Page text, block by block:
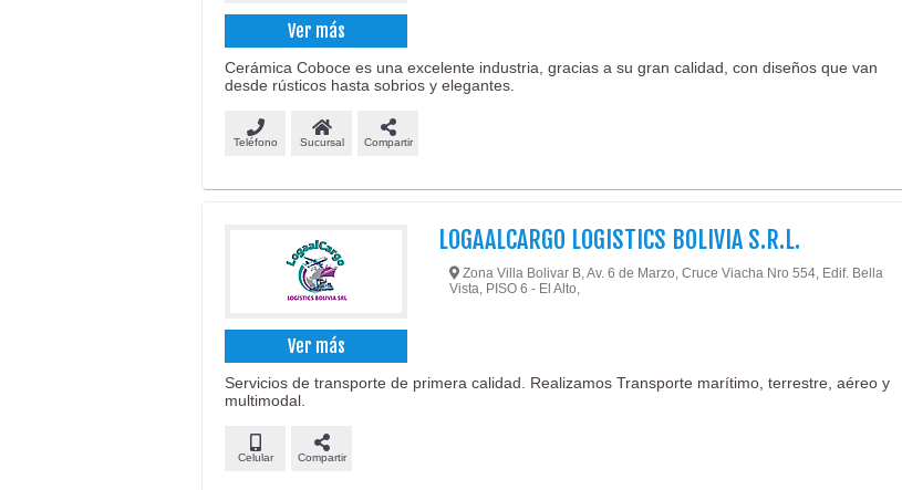
Ver más
Cerámica Coboce es una excelente industria, gracias a su gran calidad, con diseños que van
desde rústicos hasta sobrios y elegantes.
Teléfono Sucursal Compartir
Ver más
LOGAALCARGO LOGISTICS BOLIVIA S.R.L.
Zona Villa Bolivar B, Av. 6 de Marzo, Cruce Viacha Nro 554, Edif. Bella
Vista, PISO 6 - El Alto,
Servicios de transporte de primera calidad. Realizamos Transporte marítimo, terrestre, aéreo y
multimodal.
Celular Compartir